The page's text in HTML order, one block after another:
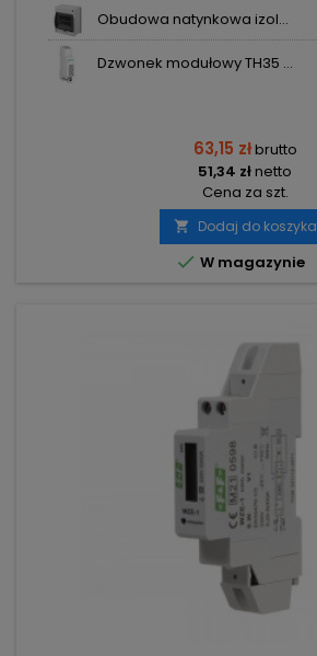
Obudowa natynkowa izol...
Dzwonek modułowy TH35 ...
63,15 złbrutto
51,34 złnetto
Cena za szt.
 Dodaj do koszyka
 W magazynie